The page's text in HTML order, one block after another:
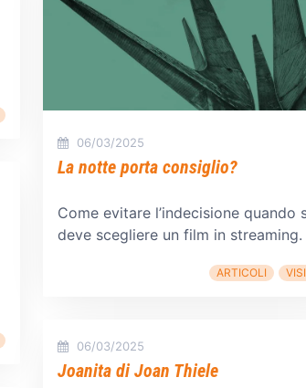
06/03/2025
La notte porta consiglio?
Come evitare l’indecisione quando
deve scegliere un film in streaming.
ARTICOLI
06/03/2025
Joanita di Joan Thiele